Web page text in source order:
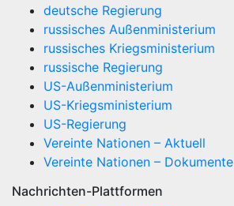
deutsche Regierung
russisches Außenministerium
russisches Kriegsministerium
russische Regierung
US-Außenministerium
US-Kriegsministerium
US-Regierung
Vereinte Nationen – Aktuell
Vereinte Nationen – Dokumente
Nachrichten-Plattformen